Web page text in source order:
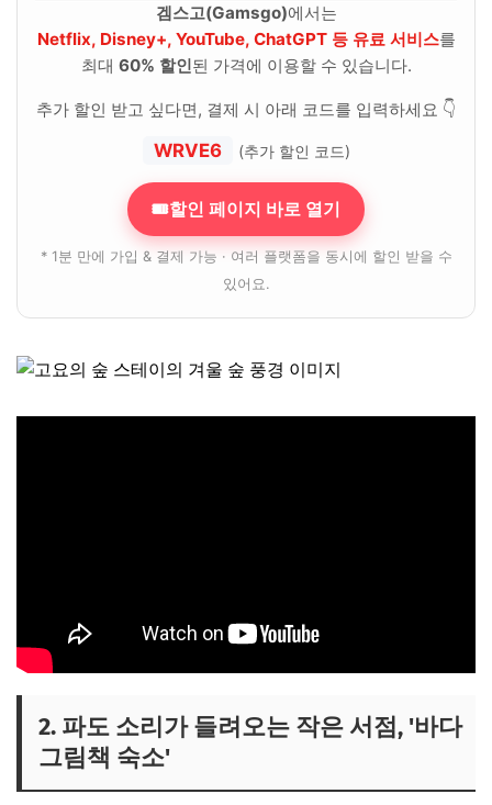
겜스고(Gamsgo)에서는
Netflix, Disney+, YouTube, ChatGPT 등 유료 서비스를
최대 60% 할인된 가격에 이용할 수 있습니다.
추가 할인 받고 싶다면, 결제 시 아래 코드를 입력하세요 👇
WRVE6 (추가 할인 코드)
🎟할인 페이지 바로 열기
* 1분 만에 가입 & 결제 가능 · 여러 플랫폼을 동시에 할인 받을 수
있어요.
2. 파도 소리가 들려오는 작은 서점, '바다
그림책 숙소'